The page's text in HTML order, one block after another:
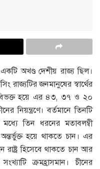
অখণ্ড দেশীয় রাজ্য ছিল।
রাজ্যটির জনমানুষের স্বার্থের
হয়ে এর ৪৩, ৩৭ ও ২০
নিয়ন্ত্রণে। বর্তমানে তিনটি
মধ্যে তিন ধরনের মতাবলম্বী
হয়ে থাকতে চান। এর
হিসেবে থাকতে চান আর
ক্রমহ্রাসমান। চীনের